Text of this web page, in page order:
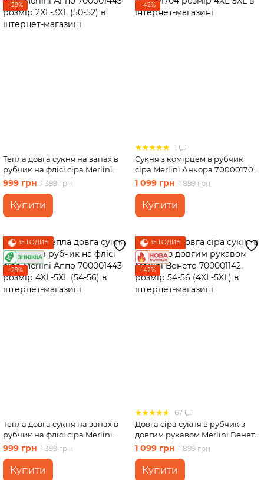
−29%
Тепла довга сукня на запах в
рубчик на флісі сіра Merlini
Аппо 700001443 розмір 2XL-
3XL (50-52)
999 грн 1 399 грн
Купити
−42%
1
Сукня з комірцем в рубчик
сіра Merlini Анкора 700001704
розмір 4XL-5XL
1 099 грн 1 899 грн
Купити
15 ГОДИН
−29%
Тепла довга сукня на запах в
рубчик на флісі сіра Merlini
Аппо 700001443 розмір 4XL-
5XL (54-56)
999 грн 1 399 грн
Купити
15 ГОДИН
−42%
67
Довга сіра сукня в рубчик з
довгим рукавом Merlini Венето
700001142, розмір 54-56 (4XL-
1 099 грн 1 899 грн
Купити